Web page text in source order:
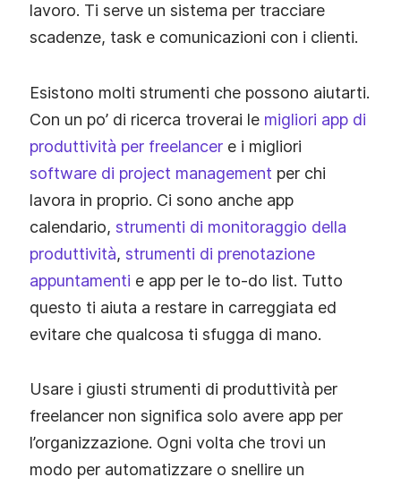
lavoro. Ti serve un sistema per tracciare
scadenze, task e comunicazioni con i clienti.
Esistono molti strumenti che possono aiutarti.
Con un po’ di ricerca troverai le migliori app di
produttività per freelancer e i migliori
software di project management per chi
lavora in proprio. Ci sono anche app
calendario, strumenti di monitoraggio della
produttività, strumenti di prenotazione
appuntamenti e app per le to‑do list. Tutto
questo ti aiuta a restare in carreggiata ed
evitare che qualcosa ti sfugga di mano.
Usare i giusti strumenti di produttività per
freelancer non significa solo avere app per
l’organizzazione. Ogni volta che trovi un
modo per automatizzare o snellire un